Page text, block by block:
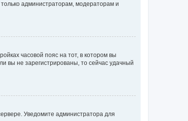
администраторам, модераторам и
часовой пояс на тот, в котором вы
вы не зарегистрированы, то сейчас удачный
Уведомите администратора для